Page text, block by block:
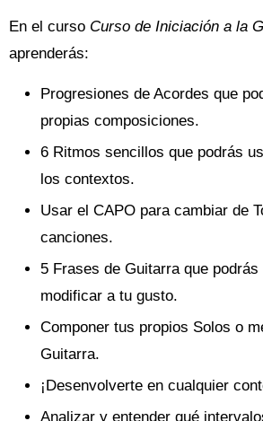
En el curso Curso de Iniciación a la
aprenderás:
Progresiones de Acordes que
propias composiciones.
6 Ritmos sencillos que podrás
los contextos.
Usar el CAPO para cambiar de
canciones.
5 Frases de Guitarra que
modificar a tu gusto.
Componer tus propios Solos o
Guitarra.
¡Desenvolverte en cualquier
Analizar y entender qué